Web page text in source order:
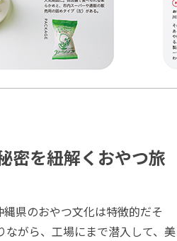
密を紐解くおやつ旅
県のおやつ文化は特徴的だそ
ながら、工場にまで潜入して、美